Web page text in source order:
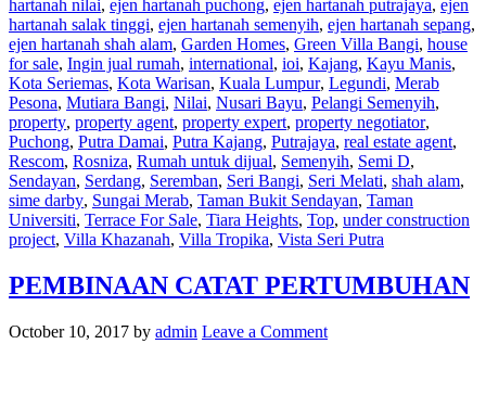
hartanah nilai, ejen hartanah puchong, ejen hartanah putrajaya, ejen
hartanah salak tinggi, ejen hartanah semenyih, ejen hartanah sepang,
ejen hartanah shah alam, Garden Homes, Green Villa Bangi, house
for sale, Ingin jual rumah, international, ioi, Kajang, Kayu Manis,
Kota Seriemas, Kota Warisan, Kuala Lumpur, Legundi, Merab
Pesona, Mutiara Bangi, Nilai, Nusari Bayu, Pelangi Semenyih,
property, property agent, property expert, property negotiator,
Puchong, Putra Damai, Putra Kajang, Putrajaya, real estate agent,
Rescom, Rosniza, Rumah untuk dijual, Semenyih, Semi D,
Sendayan, Serdang, Seremban, Seri Bangi, Seri Melati, shah alam,
sime darby, Sungai Merab, Taman Bukit Sendayan, Taman
Universiti, Terrace For Sale, Tiara Heights, Top, under construction
project, Villa Khazanah, Villa Tropika, Vista Seri Putra
PEMBINAAN CATAT PERTUMBUHAN
October 10, 2017 by admin Leave a Comment